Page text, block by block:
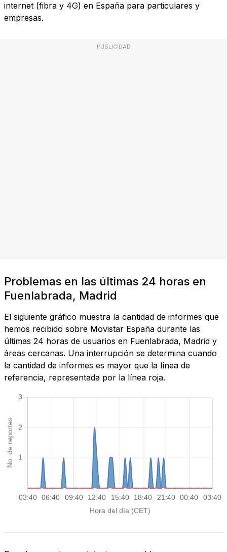
internet (fibra y 4G) en España para particulares y
empresas.
PUBLICIDAD
Problemas en las últimas 24 horas en
Fuenlabrada, Madrid
El siguiente gráfico muestra la cantidad de informes que
hemos recibido sobre Movistar España durante las
últimas 24 horas de usuarios en Fuenlabrada, Madrid y
áreas cercanas. Una interrupción se determina cuando
la cantidad de informes es mayor que la línea de
referencia, representada por la línea roja.